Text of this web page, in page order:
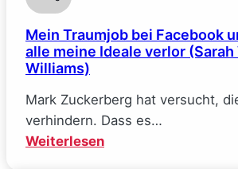
(Elle
Kennedy)
Mein Traumjob bei Facebook
alle meine Ideale verlor
Williams)
Mark Zuckerberg hat versucht,
verhindern. Dass es…
Weiterlesen: